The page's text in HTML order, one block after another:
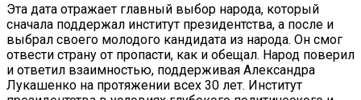
Эта дата отражает главный выбор народа, который
сначала поддержал институт президентства, а после и
выбрал своего молодого кандидата из народа. Он смог
отвести страну от пропасти, как и обещал. Народ поверил
и ответил взаимностью, поддерживая Александра
Лукашенко на протяжении всех 30 лет. Институт